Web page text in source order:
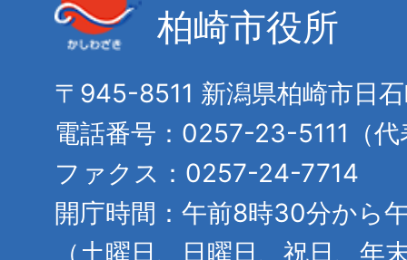
柏崎市役所
〒945-8511 新潟県柏崎市日
電話番号：0257-23-5111（代
ファクス：0257-24-7714
開庁時間：午前8時30分から
（土曜日、日曜日、祝日、年